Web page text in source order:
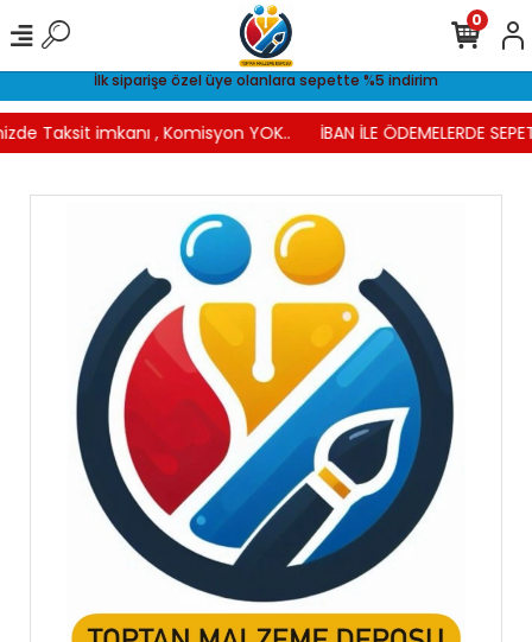
İlk siparişe özel üye olanlara sepette %5 indirim
Taksit imkanı , Komisyon YOK.. İBAN İLE ÖDEMELERDE
0